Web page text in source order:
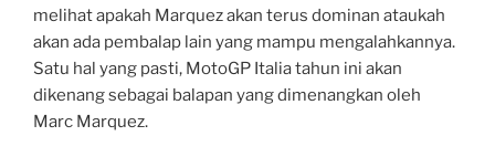
melihat apakah Marquez akan terus dominan ataukah
akan ada pembalap lain yang mampu mengalahkannya.
Satu hal yang pasti, MotoGP Italia tahun ini akan
dikenang sebagai balapan yang dimenangkan oleh
Marc Marquez.